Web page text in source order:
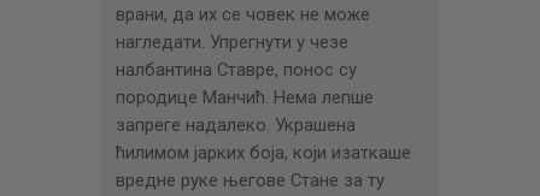
врани, да их се човек не може
нагледати. Упрегнути у чезе
налбантина Ставре, понос су
породице Манчић. Нема лепше
запреге надалеко. Украшена
ћилимом јарких боја, који изаткаше
вредне руке његове Стане за ту